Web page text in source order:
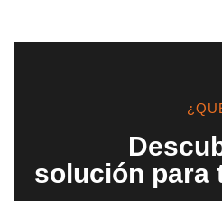
solución para